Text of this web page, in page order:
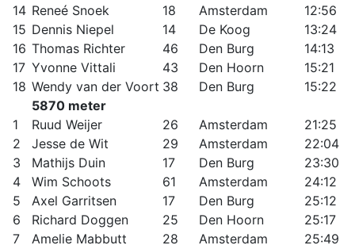
14 Reneé Snoek 18 Amsterdam
12:56
15 Dennis Niepel 14 De Koog
13:24
16 Thomas Richter 46 Den Burg
14:13
17 Yvonne Vittali 43 Den Hoorn
15:21
18 Wendy van der Voort 38 Den Burg
15:22
5870 meter
1
Ruud Weijer 26 Amsterdam
21:25
2
Jesse de Wit 29 Amsterdam
22:04
3
Mathijs Duin 17 Den Burg
23:30
4
Wim Schoots 61 Amsterdam
24:12
5
Axel Garritsen 17 Den Burg
25:12
6
Richard Doggen 25 Den Hoorn
25:17
7
Amelie Mabbutt 28 Amsterdam
25:49